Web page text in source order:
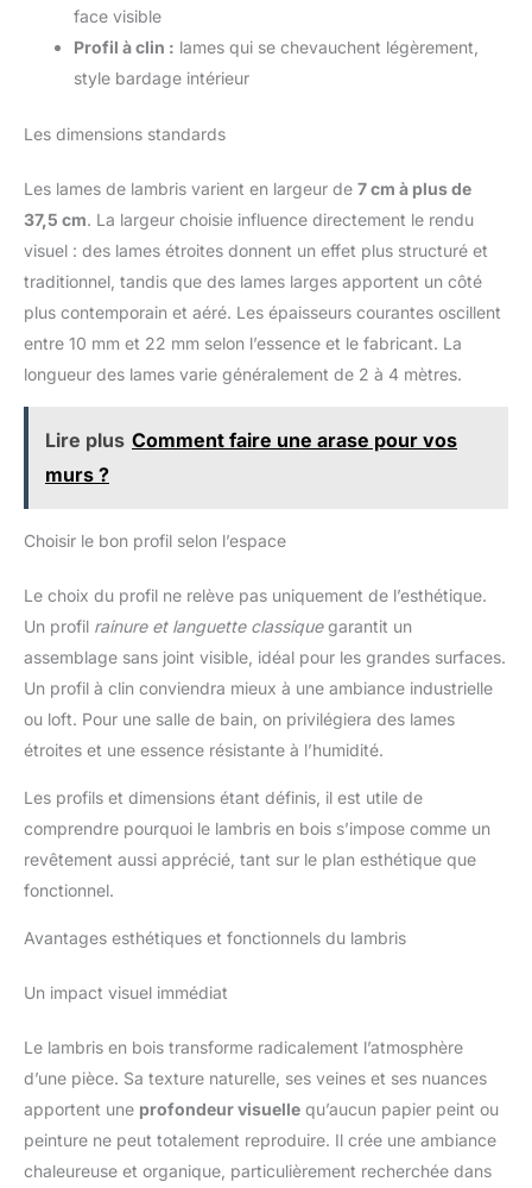
face visible
Profil à clin : lames qui se chevauchent légèrement,
style bardage intérieur
Les dimensions standards
Les lames de lambris varient en largeur de 7 cm à plus de
37,5 cm. La largeur choisie influence directement le rendu
visuel : des lames étroites donnent un effet plus structuré et
traditionnel, tandis que des lames larges apportent un côté
plus contemporain et aéré. Les épaisseurs courantes oscillent
entre 10 mm et 22 mm selon l’essence et le fabricant. La
longueur des lames varie généralement de 2 à 4 mètres.
Lire plus Comment faire une arase pour vos
murs ?
Choisir le bon profil selon l’espace
Le choix du profil ne relève pas uniquement de l’esthétique.
Un profil rainure et languette classiquegarantit un
assemblage sans joint visible, idéal pour les grandes surfaces.
Un profil à clin conviendra mieux à une ambiance industrielle
ou loft. Pour une salle de bain, on privilégiera des lames
étroites et une essence résistante à l’humidité.
Les profils et dimensions étant définis, il est utile de
comprendre pourquoi le lambris en bois s’impose comme un
revêtement aussi apprécié, tant sur le plan esthétique que
fonctionnel.
Avantages esthétiques et fonctionnels du lambris
Un impact visuel immédiat
Le lambris en bois transforme radicalement l’atmosphère
d’une pièce. Sa texture naturelle, ses veines et ses nuances
apportent une profondeur visuelle qu’aucun papier peint ou
peinture ne peut totalement reproduire. Il crée une ambiance
chaleureuse et organique, particulièrement recherchée dans